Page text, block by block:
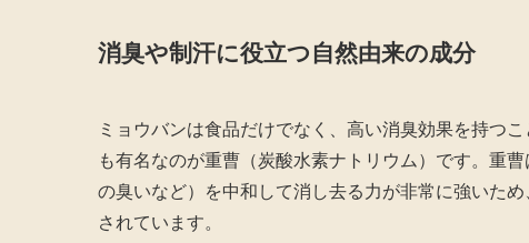
消臭や制汗に役立つ自然由来の成分
ミョウバンは食品だけでなく、高い消臭効果を持つ
も有名なのが重曹（炭酸水素ナトリウム）です。重
の臭いなど）を中和して消し去る力が非常に強いた
されています。